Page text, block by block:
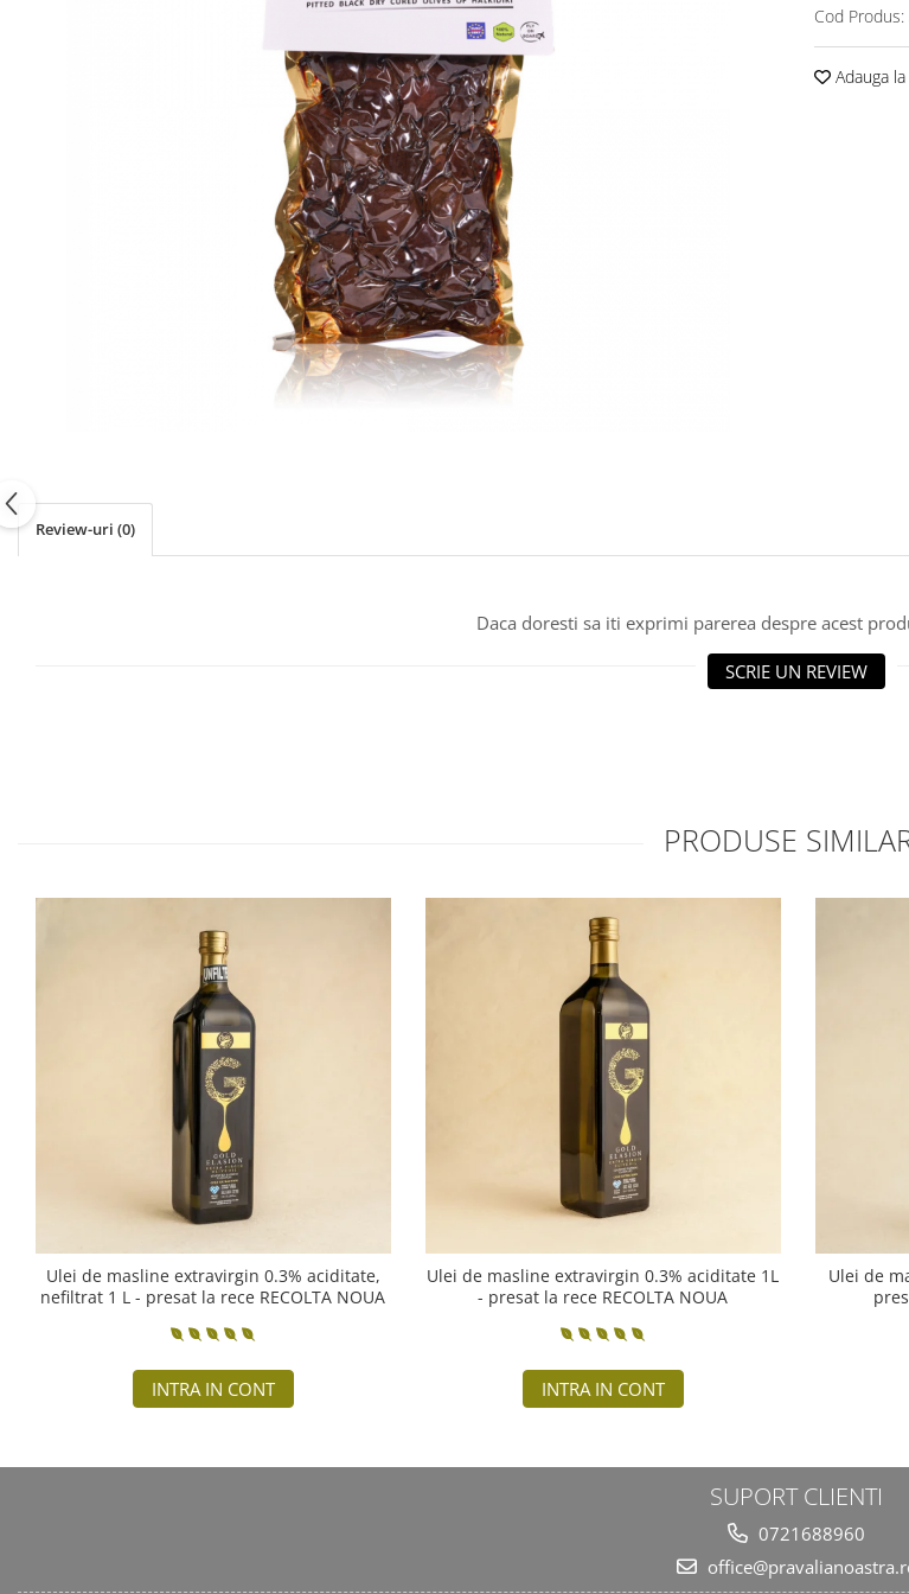
Cod Produs:
Adauga
Review-uri (0)
Daca doresti sa iti exprimi parerea despre acest
SCRIE UN REVIEW
PRODUSE
Ulei de masline extravirgin 0.3% aciditate,
nefiltrat 1 L - presat la rece RECOLTA NOUA
INTRA IN CONT
Ulei de masline extravirgin 0.3% aciditate 1L
- presat la rece RECOLTA NOUA
INTRA IN CONT
Ulei de
SUPORT CLIENTI
0721688960